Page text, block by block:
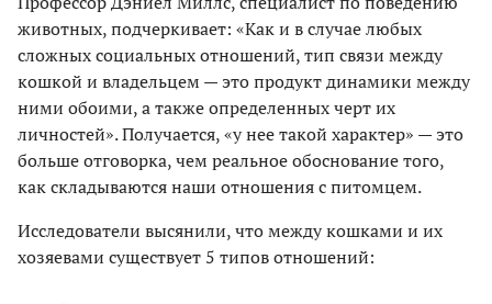
животных, подчеркивает: «Как и в случае любых
сложных социальных отношений, тип связи между
кошкой и владельцем — это продукт динамики между
ними обоими, а также определенных черт их
личностей». Получается, «у нее такой характер» — это
больше отговорка, чем реальное обоснование того,
как складываются наши отношения с питомцем.
Исследователи высянили, что между кошками и их
хозяевами существует 5 типов отношений: